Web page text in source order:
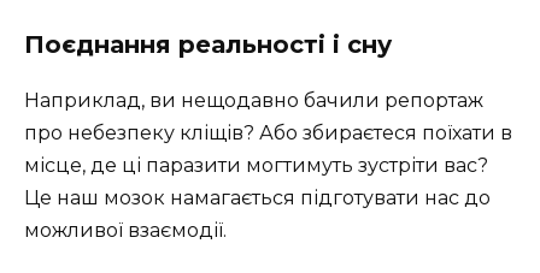
Поєднання реальності і сну
Наприклад, ви нещодавно бачили репортаж
про небезпеку кліщів? Або збираєтеся поїхати в
місце, де ці паразити могтимуть зустріти вас?
Це наш мозок намагається підготувати нас до
можливої взаємодії.